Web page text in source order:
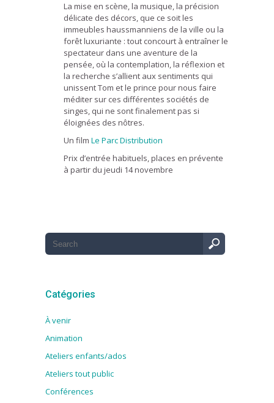
La mise en scène, la musique, la précision
délicate des décors, que ce soit les
immeubles haussmanniens de la ville ou la
forêt luxuriante : tout concourt à entraîner le
spectateur dans une aventure de la
pensée, où la contemplation, la réflexion et
la recherche s’allient aux sentiments qui
unissent Tom et le prince pour nous faire
méditer sur ces différentes sociétés de
singes, qui ne sont finalement pas si
éloignées des nôtres.
Un film Le Parc Distribution
Prix d’entrée habituels, places en prévente
à partir du jeudi 14 novembre
Catégories
À venir
Animation
Ateliers enfants/ados
Ateliers tout public
Conférences